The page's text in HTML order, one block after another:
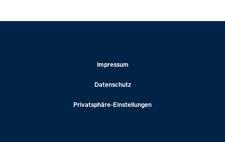
Impressum
Datenschutz
Privatsphäre-Einstellungen